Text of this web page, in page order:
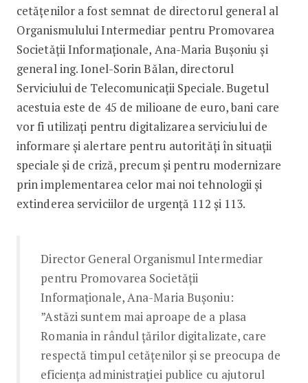
cetățenilor a fost semnat de directorul general al
Organismulului Intermediar pentru Promovarea
Societăţii Informaţionale, Ana-Maria Bușoniu și
general ing. Ionel-Sorin Bălan, directorul
Serviciului de Telecomunicații Speciale. Bugetul
acestuia este de 45 de milioane de euro, bani care
vor fi utilizați pentru digitalizarea serviciului de
informare și alertare pentru autorități în situații
speciale și de criză, precum și pentru modernizare
prin implementarea celor mai noi tehnologii și
extinderea serviciilor de urgență 112 și 113.
Director General Organismul Intermediar
pentru Promovarea Societăţii
Informaţionale, Ana-Maria Bușoniu:
”Astăzi suntem mai aproape de a plasa
Romania in rândul țărilor digitalizate, care
respectă timpul cetățenilor și se preocupa de
eficiența administrației publice cu ajutorul